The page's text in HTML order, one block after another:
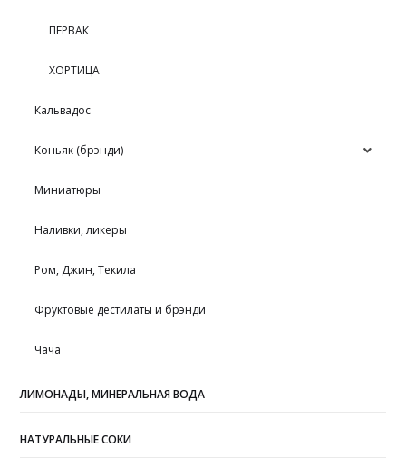
ПЕРВАК
ХОРТИЦА
Кальвадос
Коньяк (брэнди)
Миниатюры
Наливки, ликеры
Ром, Джин, Текила
Фруктовые дестилаты и брэнди
Чача
ЛИМОНАДЫ, МИНЕРАЛЬНАЯ ВОДА
НАТУРАЛЬНЫЕ СОКИ